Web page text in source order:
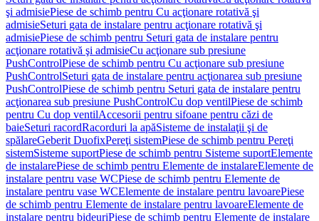
şi admisiePiese de schimb pentru Cu acţionare rotativă şi
admisieSeturi gata de instalare pentru acţionare rotativă şi
admisiePiese de schimb pentru Seturi gata de instalare pentru
acţionare rotativă şi admisieCu acţionare sub presiune
PushControlPiese de schimb pentru Cu acţionare sub presiune
PushControlSeturi gata de instalare pentru acţionarea sub presiune
PushControlPiese de schimb pentru Seturi gata de instalare pentru
acţionarea sub presiune PushControlCu dop ventilPiese de schimb
pentru Cu dop ventilAccesorii pentru sifoane pentru căzi de
baieSeturi racordRacorduri la apăSisteme de instalaţii şi de
spălareGeberit DuofixPereţi sistemPiese de schimb pentru Pereţi
sistemSisteme suportPiese de schimb pentru Sisteme suportElemente
de instalarePiese de schimb pentru Elemente de instalareElemente de
instalare pentru vase WCPiese de schimb pentru Elemente de
instalare pentru vase WCElemente de instalare pentru lavoarePiese
de schimb pentru Elemente de instalare pentru lavoareElemente de
instalare pentru bideuriPiese de schimb pentru Elemente de instalare